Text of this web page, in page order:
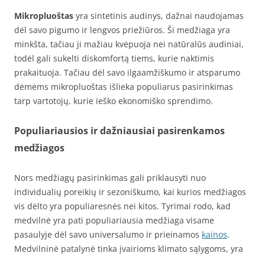
Mikropluoštas yra sintetinis audinys, dažnai naudojamas
dėl savo pigumo ir lengvos priežiūros. Ši medžiaga yra
minkšta, tačiau ji mažiau kvėpuoja nei natūralūs audiniai,
todėl gali sukelti diskomfortą tiems, kurie naktimis
prakaituoja. Tačiau dėl savo ilgaamžiškumo ir atsparumo
dėmėms mikropluoštas išlieka populiarus pasirinkimas
tarp vartotojų, kurie ieško ekonomiško sprendimo.
Populiariausios ir dažniausiai pasirenkamos
medžiagos
Nors medžiagų pasirinkimas gali priklausyti nuo
individualių poreikių ir sezoniškumo, kai kurios medžiagos
vis dėlto yra populiaresnės nei kitos. Tyrimai rodo, kad
medvilnė yra pati populiariausia medžiaga visame
pasaulyje dėl savo universalumo ir prieinamos kainos.
Medvilninė patalynė tinka įvairioms klimato sąlygoms, yra